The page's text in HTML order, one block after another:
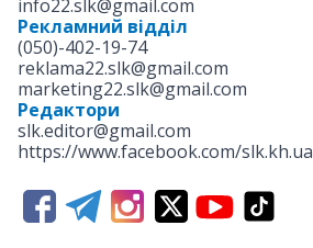
info22.slk@gmail.com
Рекламний відділ
(050)-402-19-74
reklama22.slk@gmail.com
marketing22.slk@gmail.com
Редактори
slk.editor@gmail.com
https://www.facebook.com/slk.kh.ua